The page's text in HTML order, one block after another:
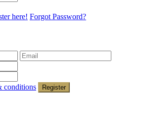
here! Forgot Password?
conditions Register